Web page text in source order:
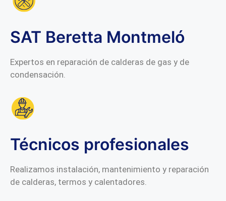
SAT Beretta Montmeló
Expertos en reparación de calderas de gas y de
condensación.
Técnicos profesionales
Realizamos instalación, mantenimiento y reparación
de calderas, termos y calentadores.